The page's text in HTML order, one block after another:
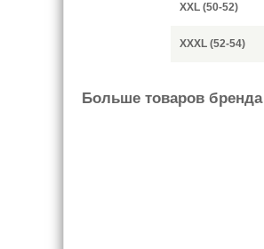
XXL (50-52)
XXXL (52-54)
Больше товаров бренда